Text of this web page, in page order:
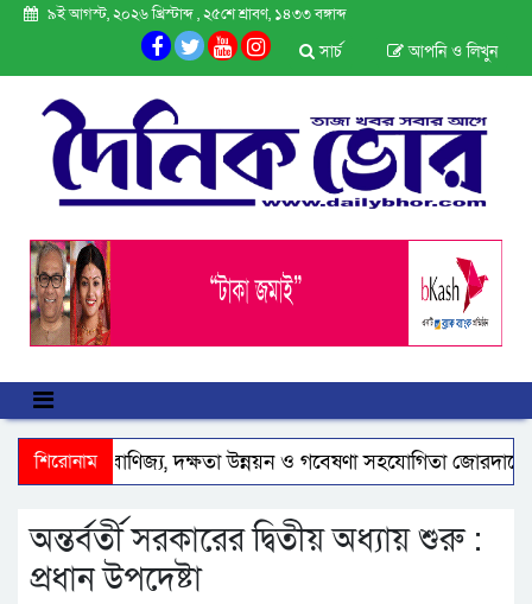
৯ই আগস্ট, ২০২৬ খ্রিস্টাব্দ , ২৫শে শ্রাবণ, ১৪৩৩ বঙ্গাব্দ
আপনি ও লিখুন
সার্চ
শিরোনাম
সাথে বাণিজ্য, দক্ষতা উন্নয়ন ও গবেষণা সহযোগিতা জোরদারে
অন্তর্বর্তী সরকারের দ্বিতীয় অধ্যায় শুরু :
প্রধান উপদেষ্টা